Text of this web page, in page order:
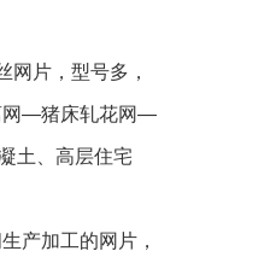
网片，型号多，
网—猪床轧花网—
土、高层住宅
产加工的网片，